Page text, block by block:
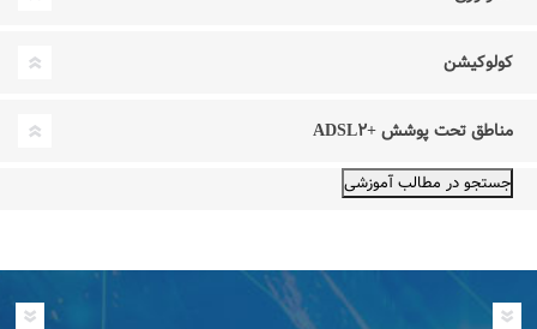
کولوکیشن
مناطق تحت پوشش +ADSL۲